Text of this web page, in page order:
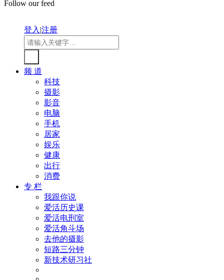
Follow our feed
登入|注册
频 道
科技
摄影
影音
电脑
手机
居家
娱乐
健康
出行
消费
专 栏
我跟你说
爱活历史课
爱活电刑室
爱活角斗场
去他的摄影
短路三分钟
新技术研习社